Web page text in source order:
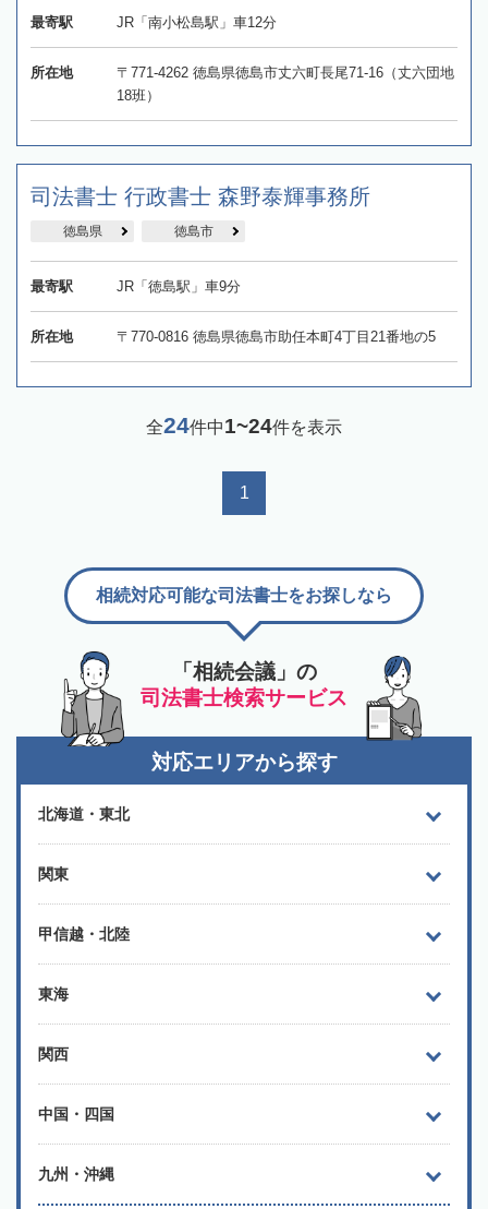
最寄駅 JR「南小松島駅」車12分
所在地
〒771-4262 徳島県徳島市丈六町長尾71-16（丈六団地
18班）
司法書士 行政書士 森野泰輝事務所
徳島県 徳島市
最寄駅 JR「徳島駅」車9分
所在地 〒770-0816 徳島県徳島市助任本町4丁目21番地の5
全24件中1~24件を表示
1
「相続会議」の
司法書士検索サービス
相続対応可能な司法書士をお探しなら
対応エリアから探す
北海道・東北
関東
甲信越・北陸
東海
関西
中国・四国
九州・沖縄